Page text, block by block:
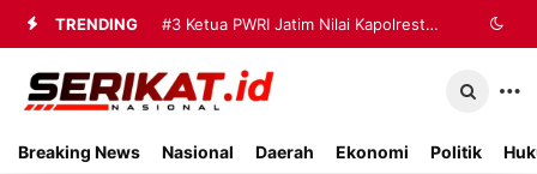
TRENDING #3 Ketua PWRI Jatim Nilai Kapolresta
Sumenep Berhasil Bangun Kemitraan
Breaking News Nasional Daerah Ekonomi Politik